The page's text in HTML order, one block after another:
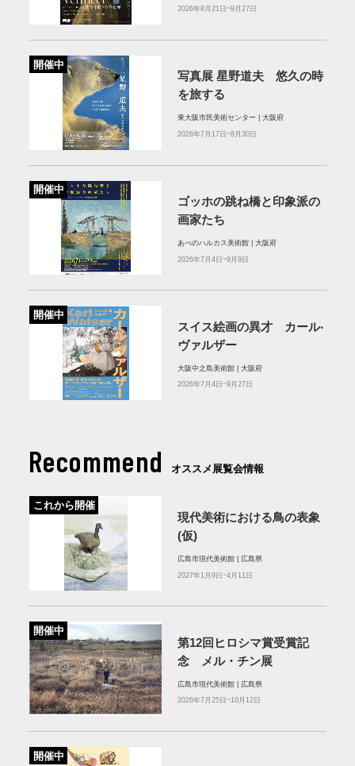
2026年8月21日~9月27日
開催中
写真展 星野道夫 悠久の時
を旅する
東大阪市民美術センター | 大阪府
2026年7月17日~8月30日
開催中
ゴッホの跳ね橋と印象派の
画家たち
あべのハルカス美術館 | 大阪府
2026年7月4日~9月9日
開催中
スイス絵画の異才 カール‧
ヴァルザー
大阪中之島美術館 | 大阪府
2026年7月4日~9月27日
Recommend オススメ展覧会情報
これから開催
現代美術における鳥の表象
(仮)
広島市現代美術館 | 広島県
2027年1月9日~4月11日
開催中
第12回ヒロシマ賞受賞記
念 メル・チン展
広島市現代美術館 | 広島県
2026年7月25日~10月12日
開催中